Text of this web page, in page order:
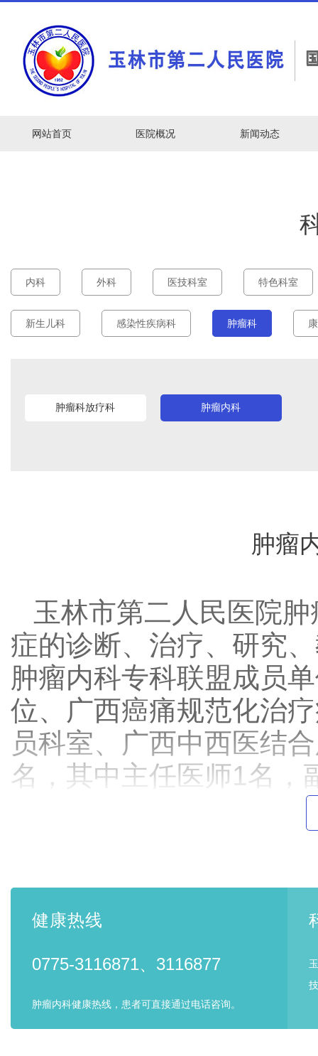
网站首页 医院概况 新闻动态
内科 外科 医技科室 特色科室
新生儿科 感染性疾病科 肿瘤科
肿瘤科放疗科 肿瘤内科
肿瘤
玉林市第二人民医院
症的诊断、治疗、研究
肿瘤内科专科联盟成员
位、广西癌痛规范化治
员科室、广西中西医结
名，其中主任医师1名，
名，其中研究生学历人
名，主管护师6名，护
旬、下旬）到科内会诊
治。
科室开展常规恶性肿
免疫治疗、肿瘤微波消
健康热线
0775-3116871、3116877
肿瘤内科健康热线，患者可直接通过电话咨询。